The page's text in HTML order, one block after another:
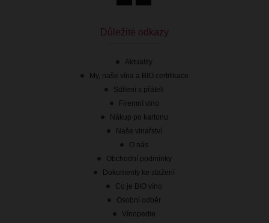
Důležité odkazy
Aktuality
My, naše vína a BIO certifikace
Sdílení s přáteli
Firemní víno
Nákup po kartonu
Naše vinařství
O nás
Obchodní podmínky
Dokumenty ke stažení
Co je BIO víno
Osobní odběr
Vínopedie